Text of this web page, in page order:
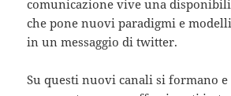
comunicazione vive una
che pone nuovi paradigmi e
in un messaggio di twitter.
Su questi nuovi canali si formano